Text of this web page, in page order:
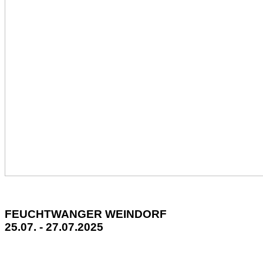
FEUCHTWANGER WEINDORF
25.07. - 27.07.2025